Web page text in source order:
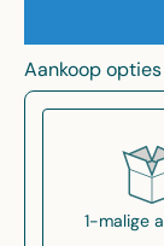
Aankoop opties
1-malige